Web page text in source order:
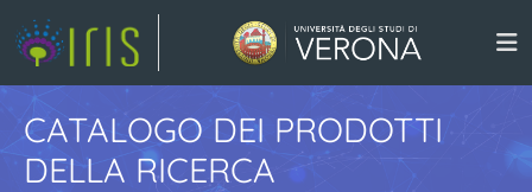
CATALOGO DEI PRODOTTI
DELLA RICERCA